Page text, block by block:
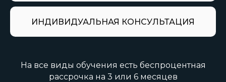
ИНДИВИДУАЛЬНАЯ КОНСУЛЬТАЦИЯ
На все виды обучения есть беспроцентная
рассрочка на 3 или 6 месяцев